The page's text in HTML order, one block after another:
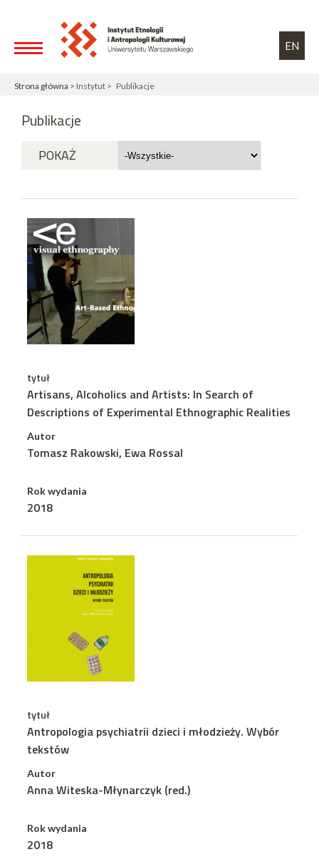
EN
Strona główna > Instytut > Publikacje
Publikacje
POKAŻ
tytuł
Artisans, Alcoholics and Artists: In Search of
Descriptions of Experimental Ethnographic Realities
Autor
Tomasz Rakowski, Ewa Rossal
Rok wydania
2018
tytuł
Antropologia psychiatrii dzieci i młodzieży. Wybór
tekstów
Autor
Anna Witeska-Młynarczyk (red.)
Rok wydania
2018